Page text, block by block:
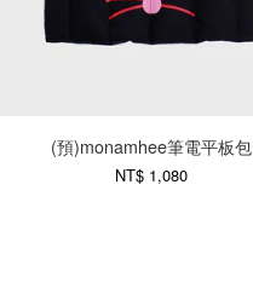
(預)monamhee筆電平板包
NT$ 1,080